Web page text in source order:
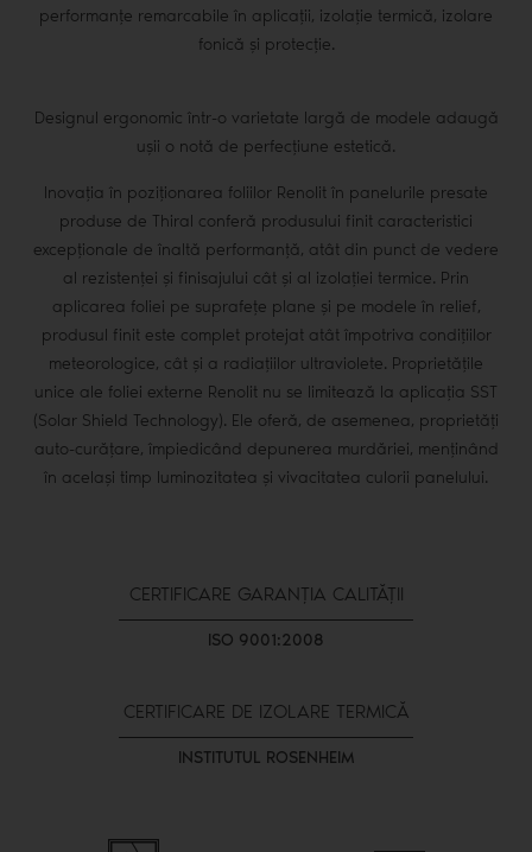
performanțe remarcabile în aplicații, izolație termică, izolare
fonică și protecție.
Designul ergonomic într-o varietate largă de modele adaugă
ușii o notă de perfecțiune estetică.
Inovația în poziționarea foliilor Renolit în panelurile presate
produse de Thiral conferă produsului finit caracteristici
excepționale de înaltă performanță, atât din punct de vedere
al rezistenței și finisajului cât și al izolației termice. Prin
aplicarea foliei pe suprafețe plane și pe modele în relief,
produsul finit este complet protejat atât împotriva condițiilor
meteorologice, cât și a radiațiilor ultraviolete. Proprietățile
unice ale foliei externe Renolit nu se limitează la aplicația SST
(Solar Shield Technology). Ele oferă, de asemenea, proprietăți
auto-curățare, împiedicând depunerea murdăriei, menținând
în același timp luminozitatea și vivacitatea culorii panelului.
CERTIFICARE GARANȚIA CALITĂȚII
ISO 9001:2008
CERTIFICARE DE IZOLARE TERMICĂ
INSTITUTUL ROSENHEIM